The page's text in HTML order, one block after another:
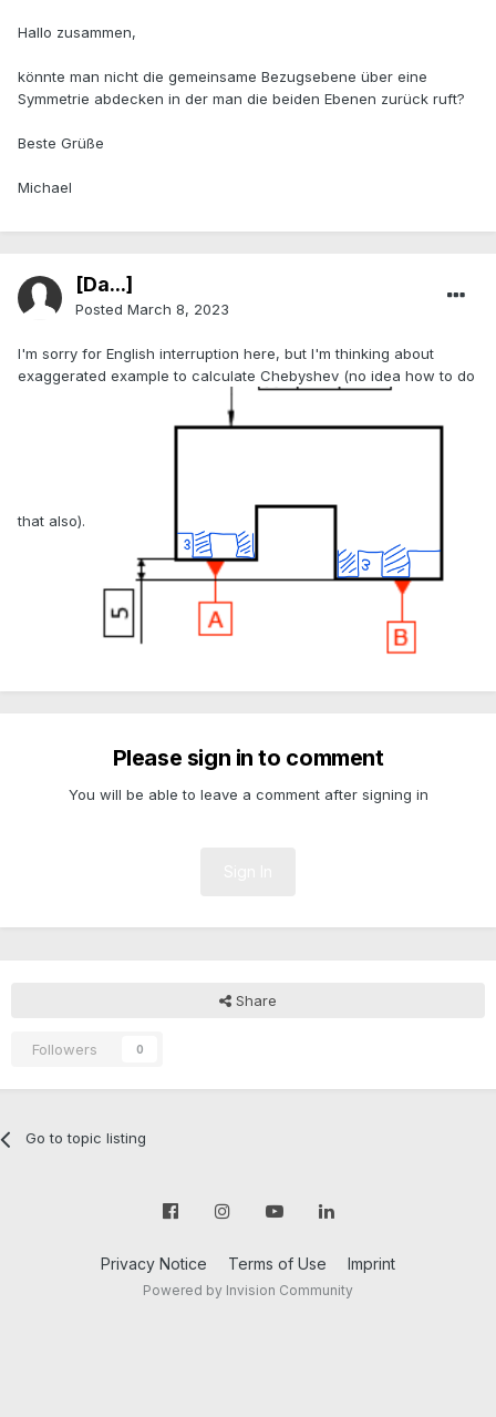
Hallo zusammen,
könnte man nicht die gemeinsame Bezugsebene über eine
Symmetrie abdecken in der man die beiden Ebenen zurück ruft?
Beste Grüße
Michael
[Da...]
Posted March 8, 2023
I'm sorry for English interruption here, but I'm thinking about
exaggerated example to calculate Chebyshev (no idea how to do
that also).
Please sign in to comment
You will be able to leave a comment after signing in
Share
Followers 0
Go to topic listing
Privacy Notice Terms of Use Imprint
Powered by Invision Community